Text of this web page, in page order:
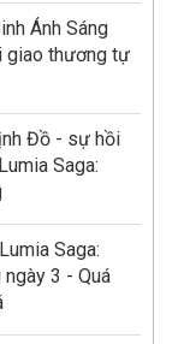
Ánh Sáng
giao thương tự
Đồ - sự hồi
Saga:
Saga:
ngày 3 - Quá